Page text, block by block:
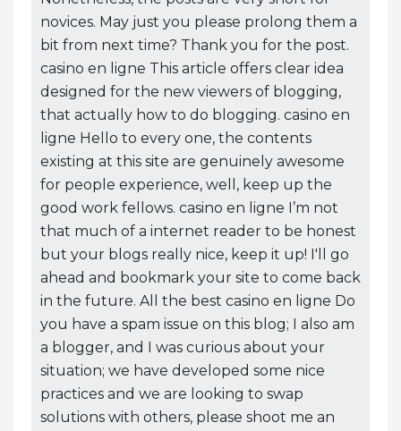
novices. May just you please prolong them a
bit from next time? Thank you for the post.
casino en ligne This article offers clear idea
designed for the new viewers of blogging,
that actually how to do blogging. casino en
ligne Hello to every one, the contents
existing at this site are genuinely awesome
for people experience, well, keep up the
good work fellows. casino en ligne I’m not
that much of a internet reader to be honest
but your blogs really nice, keep it up! I'll go
ahead and bookmark your site to come back
in the future. All the best casino en ligne Do
you have a spam issue on this blog; I also am
a blogger, and I was curious about your
situation; we have developed some nice
practices and we are looking to swap
solutions with others, please shoot me an